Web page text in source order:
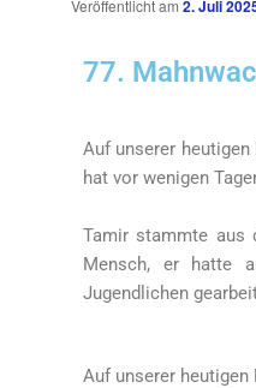
Veröffentlicht am 2. Juli
77.
Auf unserer
hat vor wenigen
Tamir stammte aus
Mensch, er hatte
Jugendlichen
Auf unserer heutigen